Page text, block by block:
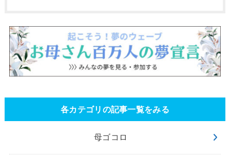
各カテゴリの記事一覧をみる
母ゴコロ